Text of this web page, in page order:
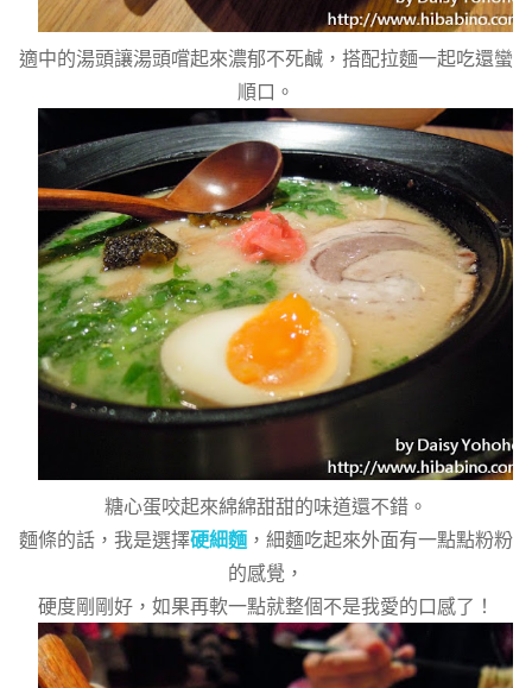
適中的湯頭讓湯頭嚐起來濃郁不死鹹，搭配拉麵一起吃還蠻
順口。
糖心蛋咬起來綿綿甜甜的味道還不錯。
麵條的話，我是選擇硬細麵 ，細麵吃起來外面有一點點粉粉
的感覺，
硬度剛剛好，如果再軟一點就整個不是我愛的口感了！